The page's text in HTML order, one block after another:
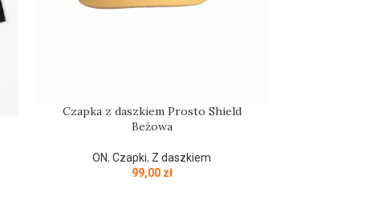
Czapka z daszkiem Prosto Shield
Beżowa
ON,Czapki, Z daszkiem
99,00 zł